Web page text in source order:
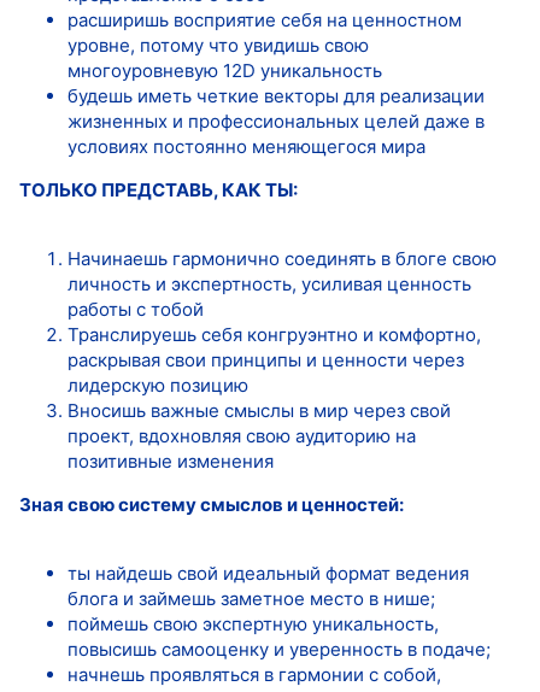
расширишь восприятие себя на ценностном
уровне, потому что увидишь свою
многоуровневую 12D уникальность
будешь иметь четкие векторы для реализации
жизненных и профессиональных целей даже в
условиях постоянно меняющегося мира
ТОЛЬКО ПРЕДСТАВЬ, КАК ТЫ:
Начинаешь гармонично соединять в блоге свою
личность и экспертность, усиливая ценность
работы с тобой
Транслируешь себя конгруэнтно и комфортно,
раскрывая свои принципы и ценности через
лидерскую позицию
Вносишь важные смыслы в мир через свой
проект, вдохновляя свою аудиторию на
позитивные изменения
Зная свою систему смыслов и ценностей:
ты найдешь свой идеальный формат ведения
блога и займешь заметное место в нише;
поймешь свою экспертную уникальность,
повысишь самооценку и уверенность в подаче;
начнешь проявляться в гармонии с собой,